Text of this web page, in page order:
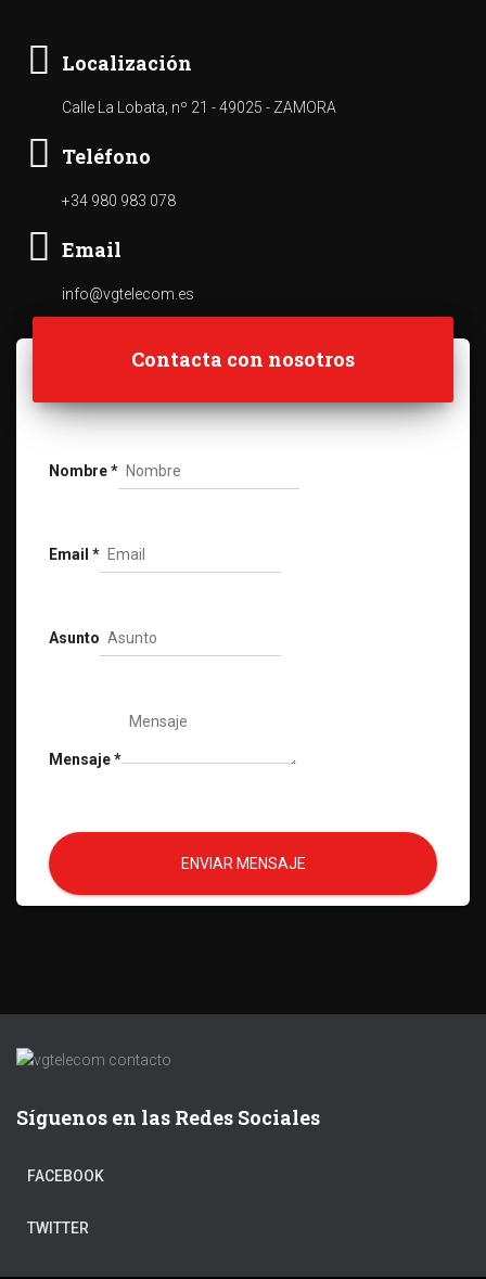
Localización
Calle La Lobata, nº 21 - 49025 - ZAMORA
Teléfono
+34 980 983 078
Email
info@vgtelecom.es
Contacta con nosotros
Nombre*
Email *
Asunto
Mensaje*
ENVIAR MENSAJE
Síguenos en las Redes Sociales
FACEBOOK
TWITTER